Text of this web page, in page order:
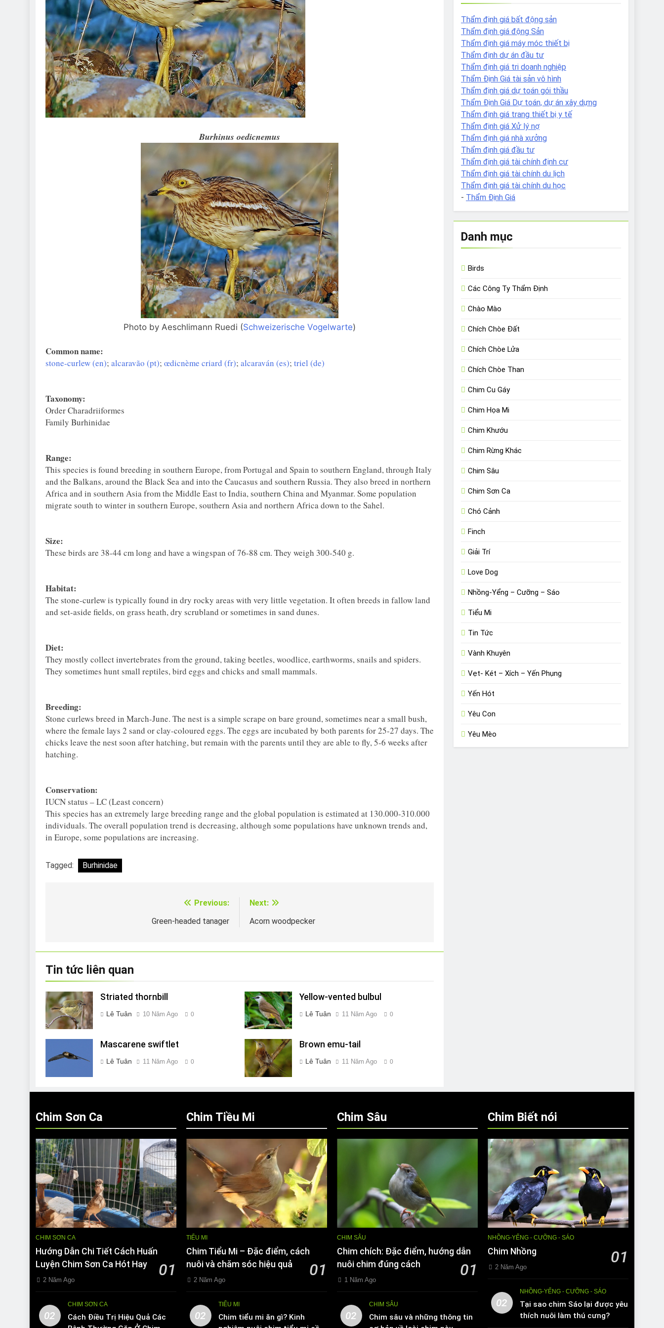
Burhinus oedicnemus
Photo by Aeschlimann Ruedi (Schweizerische Vogelwarte)
Common name:
stone-curlew (en); alcaravão (pt); œdicnème criard (fr); alcaraván (es); triel (de)
Taxonomy:
Order Charadriiformes
Family Burhinidae
Range:
This species is found breeding in southern Europe, from Portugal and Spain to southern England, through Italy
and the Balkans, around the Black Sea and into the Caucasus and southern Russia. They also breed in northern
Africa and in southern Asia from the Middle East to India, southern China and Myanmar. Some population
migrate south to winter in southern Europe, southern Asia and northern Africa down to the Sahel.
Size:
These birds are 38-44 cm long and have a wingspan of 76-88 cm. They weigh 300-540 g.
Habitat:
The stone-curlew is typically found in dry rocky areas with very little vegetation. It often breeds in fallow land
and set-aside fields, on grass heath, dry scrubland or sometimes in sand dunes.
Diet:
They mostly collect invertebrates from the ground, taking beetles, woodlice, earthworms, snails and spiders.
They sometimes hunt small reptiles, bird eggs and chicks and small mammals.
Breeding:
Stone curlews breed in March-June. The nest is a simple scrape on bare ground, sometimes near a small bush,
where the female lays 2 sand or clay-coloured eggs. The eggs are incubated by both parents for 25-27 days. The
chicks leave the nest soon after hatching, but remain with the parents until they are able to fly, 5-6 weeks after
hatching.
Conservation:
IUCN status – LC (Least concern)
This species has an extremely large breeding range and the global population is estimated at 130.000-310.000
individuals. The overall population trend is decreasing, although some populations have unknown trends and,
in Europe, some populations are increasing.
Tagged: Burhinidae
Previous:
Green-headed tanager
Next:
Acorn woodpecker
Tin tức liên quan
Striated thornbill
Lê Tuân 10 Năm Ago 0
Yellow-vented bulbul
Lê Tuân 11 Năm Ago 0
Mascarene swiftlet
Lê Tuân 11 Năm Ago 0
Brown emu-tail
Lê Tuân 11 Năm Ago 0
Thẩm định giá bất động sản
Thẩm định giá động Sản
Thẩm định giá máy móc thiết bị
Thẩm định dự án đầu tư
Thẩm định giá tri doanh nghiệp
Thẩm Định Giá tài sản vô hình
Thẩm định giá dự toán gói thầu
Thẩm Định Giá Dự toán, dự án xây dựng
Thẩm định giá trang thiết bị y tế
Thẩm định giá Xử lý nợ
Thẩm định giá nhà xưởng
Thẩm định giá đầu tư
Thẩm định giá tài chính định cư
Thẩm định giá tài chính du lịch
Thẩm định giá tài chính du học
- Thẩm Định Giá
Danh mục
Birds
Các Công Ty Thẩm Định
Chào Mào
Chích Chòe Đất
Chích Chòe Lửa
Chích Chòe Than
Chim Cu Gáy
Chim Họa Mi
Chim Khướu
Chim Rừng Khác
Chim Sâu
Chim Sơn Ca
Chó Cảnh
Finch
Giải Trí
Love Dog
Nhồng-Yểng – Cưỡng – Sáo
Tiểu Mi
Tin Tức
Vành Khuyên
Vẹt- Két – Xích – Yến Phụng
Yến Hót
Yêu Con
Yêu Mèo
Chim Sơn Ca
CHIM SƠN CA
Hướng Dẫn Chi Tiết Cách Huấn
Luyện Chim Sơn Ca Hót Hay
01
2 Năm Ago
02
CHIM SƠN CA
Cách Điều Trị Hiệu Quả Các
Chim Tiều Mi
TIỂU MI
Chim Tiểu Mi – Đặc điểm, cách
nuôi và chăm sóc hiệu quả
01
2 Năm Ago
02
TIỂU MI
Chim tiểu mi ăn gì? Kinh
Chim Sâu
CHIM SÂU
Chim chích: Đặc điểm, hướng dẫn
nuôi chim đúng cách
01
1 Năm Ago
02
CHIM SÂU
Chim sâu và những thông tin
Chim Biết nói
NHỒNG-YỂNG - CƯỠNG - SÁO
Chim Nhồng 01
2 Năm Ago
02
NHỒNG-YỂNG - CƯỠNG - SÁO
Tại sao chim Sáo lại được yêu
thích nuôi làm thú cưng?